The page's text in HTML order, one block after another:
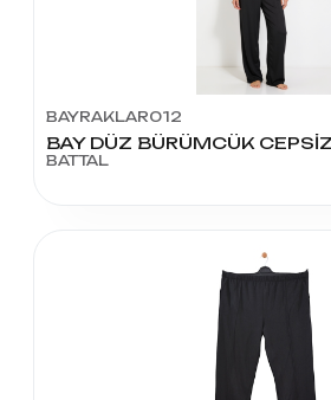
BAYRAKLAR012
BATTAL